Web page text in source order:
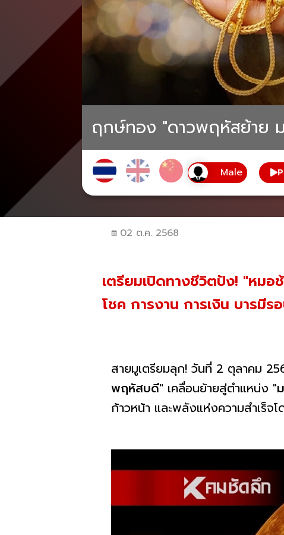
ฤกษ์ทอง "ดาวพฤหัสย้าย
02 ต.ค. 2568
เตรียมเปิดทางชีวิตปัง! "หม
โชค การงาน การเงิน บารมี
สายมูเตรียมลุก! วันที่ 2 ตุลาคม
พฤหัสบดี" เคลื่อนย้ายสู่ตำแหน่ง "
ก้าวหน้า และพลังแห่งความสำเร็จ